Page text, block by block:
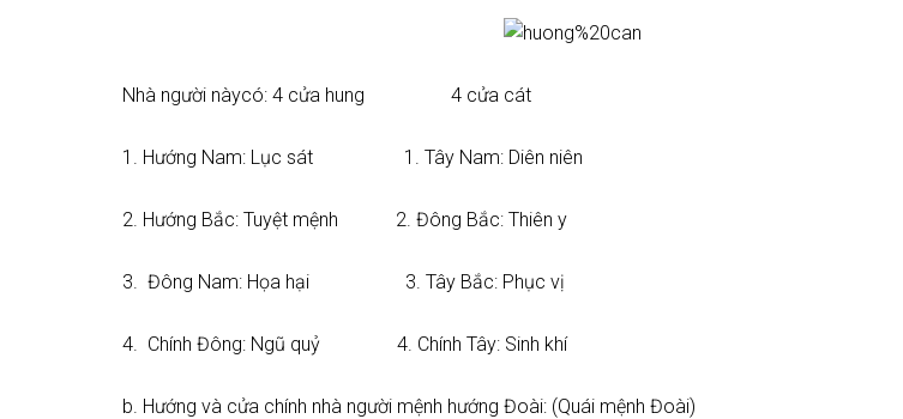
Nhà người nàycó: 4 cửa hung 4 cửa cát
1. Hướng Nam: Lục sát 1. Tây Nam: Diên niên
2. Hướng Bắc: Tuyệt mệnh 2. Đông Bắc: Thiên y
3. Đông Nam: Họa hại 3. Tây Bắc: Phục vị
4. Chính Đông: Ngũ quỷ 4. Chính Tây: Sinh khí
b. Hướng và cửa chính nhà người mệnh hướng Đoài: (Quái mệnh Đoài)